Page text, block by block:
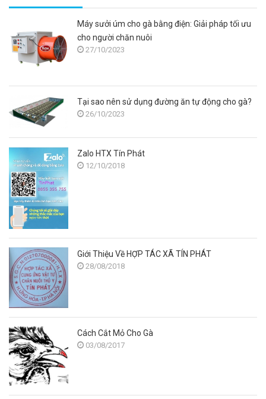
Máy sưởi úm cho gà bằng điện: Giải pháp tối ưu
cho người chăn nuôi
27/10/2023
Tại sao nên sử dụng đường ăn tự động cho gà?
26/10/2023
Zalo HTX Tín Phát
12/10/2018
Giới Thiệu Về HỢP TÁC XÃ TÍN PHÁT
28/08/2018
Cách Cắt Mỏ Cho Gà
03/08/2017